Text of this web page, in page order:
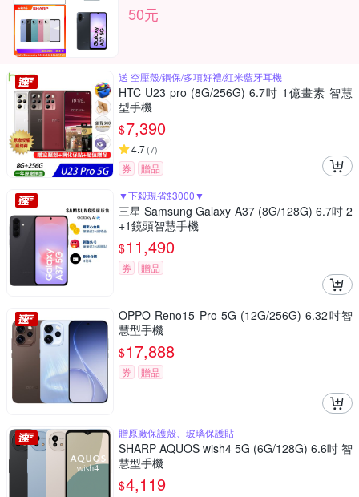
50元
送 空壓殼/鋼保/多項好禮/紅米藍牙耳機
HTC U23 pro (8G/256G) 6.7吋 1億畫素 智慧
型手機
$7,390
4.7(7)
券
贈品
▼下殺現省$3000▼
三星 Samsung Galaxy A37 (8G/128G) 6.7吋 2
+1鏡頭智慧手機
$11,490
券 贈品
OPPO Reno15 Pro 5G (12G/256G) 6.32吋智
慧型手機
$17,888
券 贈品
贈原廠保護殼、玻璃保護貼
SHARP AQUOS wish4 5G (6G/128G) 6.6吋 智
慧型手機
$4,119